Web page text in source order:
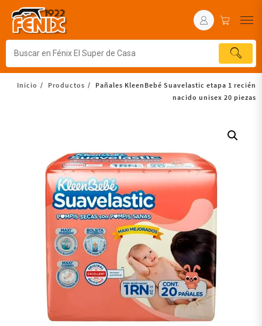
Inicio Productos
Pañales KleenBebé Suavelastic etapa 1 recién
nacido unisex 20 piezas